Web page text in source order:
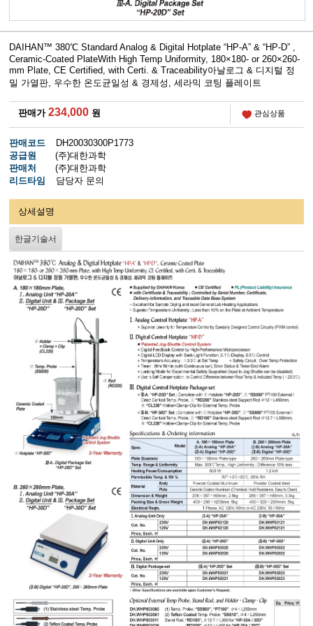
DAIHAN™ 380℃ Standard Analog & Digital Hotplate “HP-A” & “HP-D” ,
Ceramic-Coated PlateWith High Temp Uniformity, 180×180- or 260×260-
mm Plate, CE Certified, with Certi. & Traceability아날로그 & 디지털 정
밀 가열판, 우수한 온도균일성 & 경제성, 세라믹 코팅 플레이트
판매가234,000 원 관심상품
판매코드
DH20030300P1773
공급원
(주)대한과학
판매처
(주)대한과학
리드타임
담당자 문의
상세설명
한글기술서